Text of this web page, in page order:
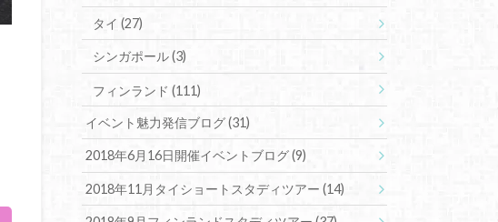
タイ (27)
シンガポール(3)
フィンランド (111)
イベント魅力発信ブログ(31)
2018年6月16日開催イベントブログ(9)
2018年11月タイショートスタディツアー(14)